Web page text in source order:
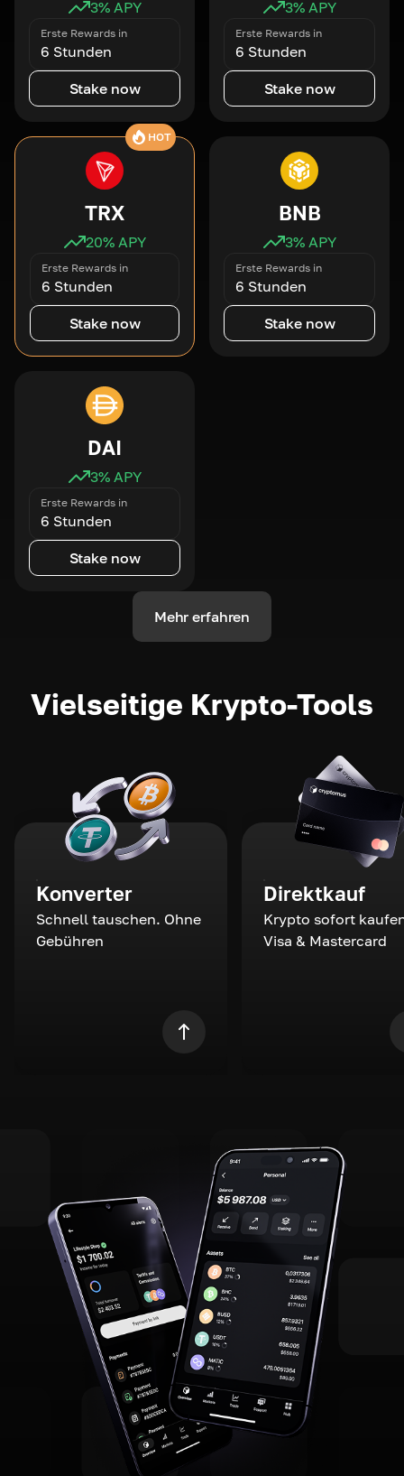
3% APY
Erste Rewards in
6 Stunden
Stake now
3% APY
Erste Rewards in
6 Stunden
Stake now
HOT
TRX
20% APY
Erste Rewards in
6 Stunden
Stake now
BNB
3% APY
Erste Rewards in
6 Stunden
Stake now
DAI
3% APY
Erste Rewards in
6 Stunden
Stake now
Mehr erfahren
Vielseitige Krypto-Tools
Konverter
Schnell tauschen. Ohne
Gebühren
Direktkauf
Krypto sofort
Visa & Mastercard